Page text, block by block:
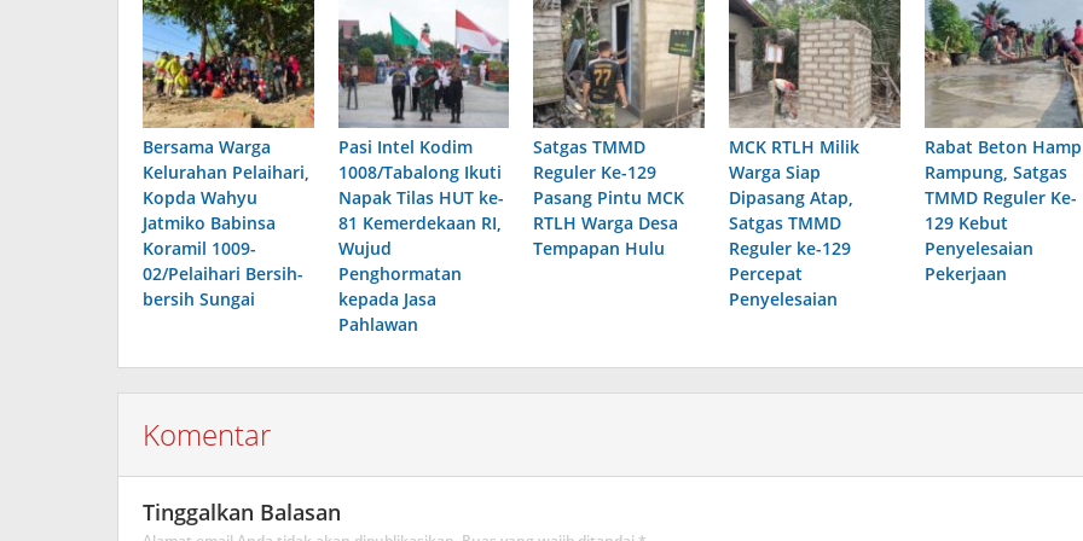
Bersama Warga
Kelurahan Pelaihari,
Kopda Wahyu
Jatmiko Babinsa
Koramil 1009-
02/Pelaihari Bersih-
bersih Sungai
Pasi Intel Kodim
1008/Tabalong Ikuti
Napak Tilas HUT ke-
81 Kemerdekaan RI,
Wujud
Penghormatan
kepada Jasa
Pahlawan
Satgas TMMD
Reguler Ke-129
Pasang Pintu MCK
RTLH Warga Desa
Tempapan Hulu
MCK RTLH Milik
Warga Siap
Dipasang Atap,
Satgas TMMD
Reguler ke-129
Percepat
Penyelesaian
Rabat Beton
Rampung, Satgas
TMMD Reguler Ke-
129 Kebut
Penyelesaian
Pekerjaan
Komentar
Tinggalkan Balasan